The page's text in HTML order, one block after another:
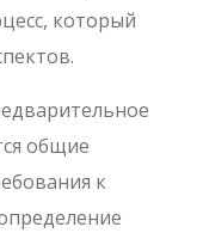
который
общие
к